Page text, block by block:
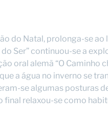
do Natal, prolonga-se ao
Ser” continuou-se a
oral alemã “O Caminho
a água no inverno se
se algumas posturas
final relaxou-se como